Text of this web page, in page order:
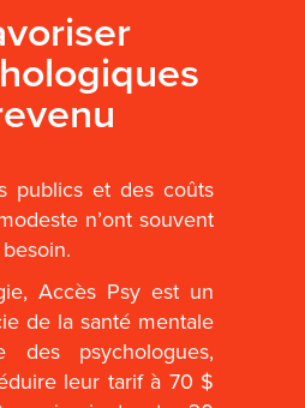
publics et des coûts
n’ont souvent
Accès Psy est un
de la santé mentale
psychologues,
leur tarif à 70 $